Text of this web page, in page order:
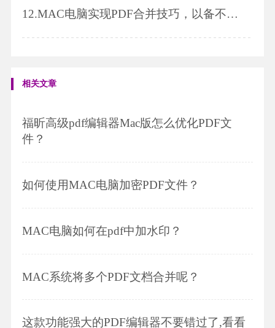
12.MAC电脑实现PDF合并技巧，以备不时之需哦～
相关文章
福昕高级pdf编辑器Mac版怎么优化PDF文
件？
如何使用MAC电脑加密PDF文件？
MAC电脑如何在pdf中加水印？
MAC系统将多个PDF文档合并呢？
这款功能强大的PDF编辑器不要错过了,看看